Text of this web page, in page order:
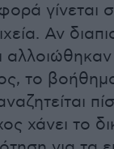
γίνεται
Αν
το
χάνει το